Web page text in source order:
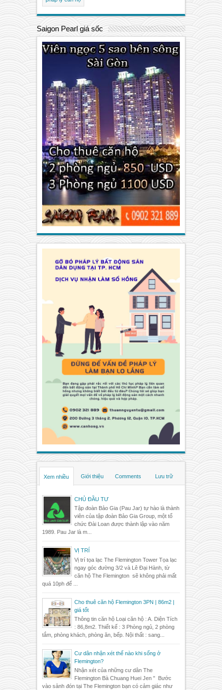
Saigon Pearl giá sốc
Xem nhiều Giới thiệu Comments Lưu trữ
CHỦ ĐẦU TƯ
Tập đoàn Bảo Gia (Pau Jar) tự hào là thành
viên của tập đoàn Bảo Gia Group, một tổ
chức Đài Loan được thành lập vào năm
1989. Pau Jar là m...
VỊ TRÍ
Vị trí tọa lạc The Flemington Tower Tọa lạc
ngay góc đường 3/2 và Lê Đại Hành, từ
căn hộ The Flemington sẽ không phải mất
quá 10ph để ...
Cho thuê căn hộ Flemington 3PN | 86m2 |
giá tốt
Thông tin căn hộ Loại căn hộ : A. Diện Tích
: 86,8m2. Thiết kế : 3 Phòng ngủ, 2 phòng
tắm, phòng khách, phòng ăn, bếp. Nội thất : sang...
Cư dân nhận xét thế nào khi sống ở
Flemington?
Nhận xét của những cư dân The
Flemington Bà Chuang Huei Jen " Bước
vào sảnh đón tại The Flemington bạn có cảm giác như